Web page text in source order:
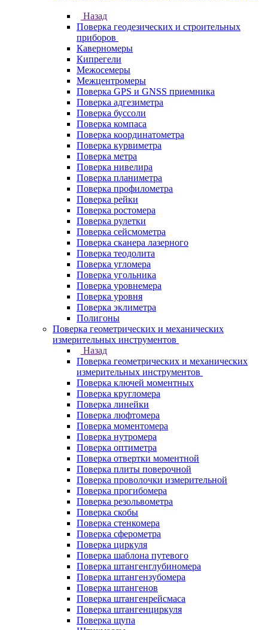
Назад
Поверка геодезических и строительных
приборов
Каверномеры
Кипрегели
Межосемеры
Межцентромеры
Поверка GPS и GNSS приемника
Поверка адгезиметра
Поверка буссоли
Поверка компаса
Поверка координатометра
Поверка курвиметра
Поверка метра
Поверка нивелира
Поверка планиметра
Поверка профилометра
Поверка рейки
Поверка ростомера
Поверка рулетки
Поверка сейсмометра
Поверка сканера лазерного
Поверка теодолита
Поверка угломера
Поверка угольника
Поверка уровнемера
Поверка уровня
Поверка эклиметра
Полигоны
Поверка геометрических и механических
измерительных инструментов
Назад
Поверка геометрических и механических
измерительных инструментов
Поверка ключей моментных
Поверка кругломера
Поверка линейки
Поверка люфтомера
Поверка моментомера
Поверка нутромера
Поверка оптиметра
Поверка отвертки моментной
Поверка плиты поверочной
Поверка проволочки измерительной
Поверка прогибомера
Поверка резольвометра
Поверка скобы
Поверка стенкомера
Поверка сферометра
Поверка циркуля
Поверка шаблона путевого
Поверка штангенглубиномера
Поверка штангензубомера
Поверка штангенов
Поверка штангенрейсмаса
Поверка штангенциркуля
Поверка щупа